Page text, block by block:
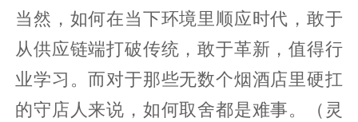
当然，如何在当下环境里顺应时代，敢于
从供应链端打破传统，敢于革新，值得行
业学习。而对于那些无数个烟酒店里硬扛
的守店人来说，如何取舍都是难事。（灵